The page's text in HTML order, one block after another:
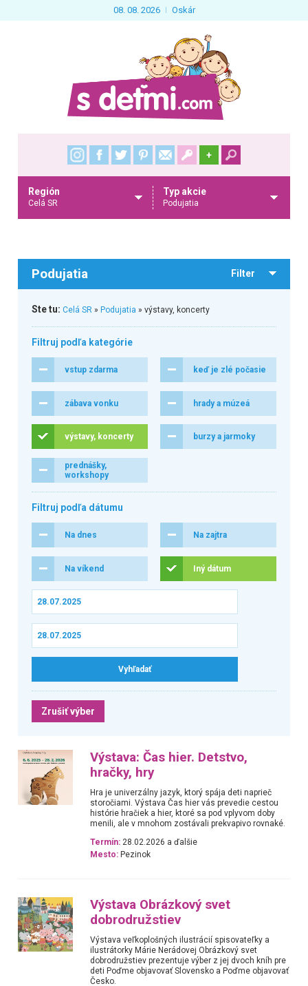
08. 08. 2026 Oskár
+
Región
Celá SR
Typ akcie
Podujatia
Podujatia Filter
Ste tu: Celá SR» Podujatia » výstavy, koncerty
Filtruj podľa kategórie
vstup zdarma keď je zlé počasie
zábava vonku hrady a múzeá
výstavy, koncerty burzy a jarmoky
prednášky,
workshopy
Filtruj podľa dátumu
Na dnes Na zajtra
Na víkend Iný dátum
Zrušiť výber
Výstava: Čas hier. Detstvo,
hračky, hry
Hra je univerzálny jazyk, ktorý spája deti naprieč
storočiami. Výstava Čas hier vás prevedie cestou
histórie hračiek a hier, ktoré sa pod vplyvom doby
menili, ale v mnohom zostávali prekvapivo rovnaké.
Termín: 28.02.2026 a ďalšie
Mesto: Pezinok
Výstava Obrázkový svet
dobrodružstiev
Výstava veľkoplošných ilustrácií spisovateľky a
ilustrátorky Márie Nerádovej Obrázkový svet
dobrodružstiev prezentuje výber z jej dvoch kníh pre
deti Poďme objavovať Slovensko a Poďme objavovať
Česko.